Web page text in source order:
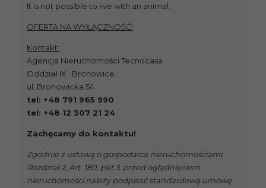
It is not possible to live with an animal.
OFERTA NA WYŁĄCZNOŚĆ!
Kontakt:
Agencja Nieruchomości Tecnocasa
Oddział IX : Bronowice.
ul. Bronowicka 54
tel: +48 791 965 990
tel: +48 12 307 21 24
Zachęcamy do kontaktu!
Zgodnie z ustawą o gospodarce nieruchomościami
Rozdział 2, Art. 180, pkt 3. przed oglądnięciem
nieruchomości należy podpisać standardową umowę